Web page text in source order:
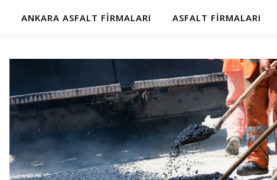
ANKARA ASFALT FIRMALARI ASFALT FIRMALARI